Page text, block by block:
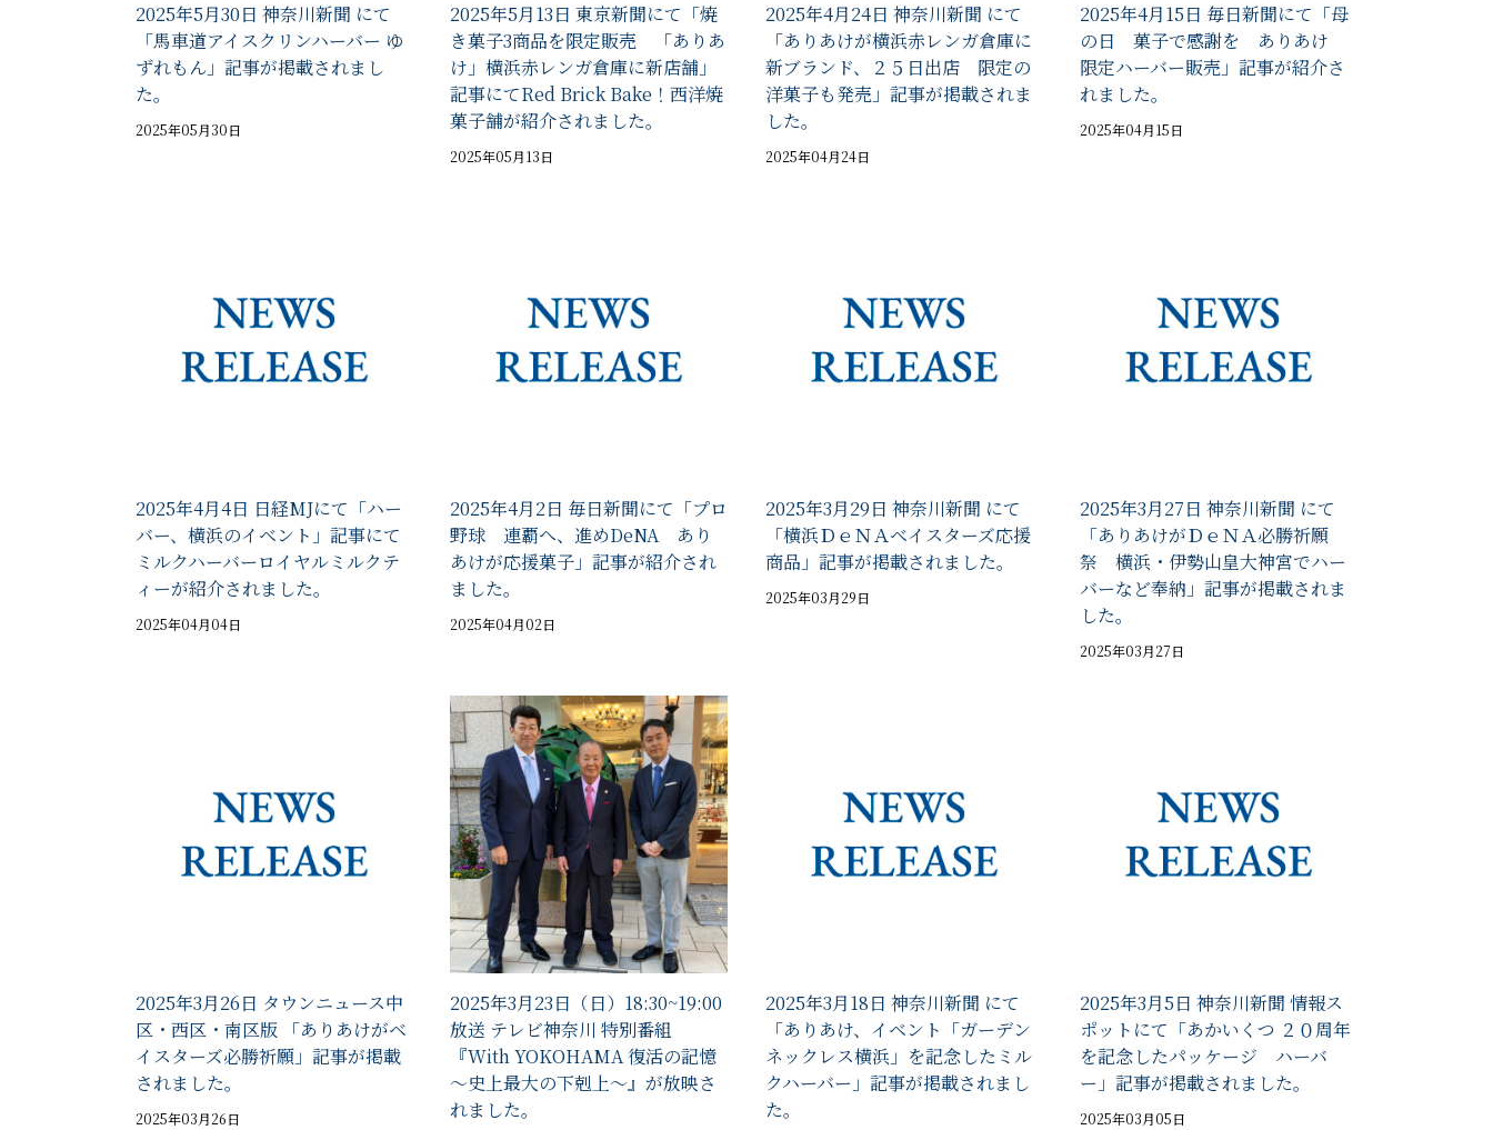
2025年5月30日 神奈川新聞 にて
「馬車道アイスクリンハーバー ゆ
ずれもん」記事が掲載されまし
た。
2025年05月30日
2025年5月13日 東京新聞にて「焼
き菓子3商品を限定販売 「ありあ
け」横浜赤レンガ倉庫に新店舗」
記事にてRed Brick Bake！西洋焼
菓子舗が紹介されました。
2025年05月13日
2025年4月24日 神奈川新聞 にて
「ありあけが横浜赤レンガ倉庫に
新ブランド、２５日出店 限定の
洋菓子も発売」記事が掲載されま
した。
2025年04月24日
2025年4月15日 毎日新聞にて「母
の日 菓子で感謝を ありあけ
限定ハーバー販売」記事が紹介さ
れました。
2025年04月15日
2025年4月4日 日経MJにて「ハー
バー、横浜のイベント」記事にて
ミルクハーバーロイヤルミルクテ
ィーが紹介されました。
2025年04月04日
2025年4月2日 毎日新聞にて「プロ
野球 連覇へ、進めDeNA あり
あけが応援菓子」記事が紹介され
ました。
2025年04月02日
2025年3月29日 神奈川新聞 にて
「横浜ＤｅＮＡベイスターズ応援
商品」記事が掲載されました。
2025年03月29日
2025年3月27日 神奈川新聞 にて
「ありあけがＤｅＮＡ必勝祈願
祭 横浜・伊勢山皇大神宮でハー
バーなど奉納」記事が掲載されま
した。
2025年03月27日
2025年3月26日 タウンニュース中
区・西区・南区版 「ありあけがベ
イスターズ必勝祈願」記事が掲載
されました。
2025年03月26日
2025年3月23日（日）18:30~19:00
放送 テレビ神奈川 特別番組
『With YOKOHAMA 復活の記憶
〜史上最大の下剋上～』が放映さ
れました。
2025年3月18日 神奈川新聞 にて
「ありあけ、イベント「ガーデン
ネックレス横浜」を記念したミル
クハーバー」記事が掲載されまし
た。
2025年3月5日 神奈川新聞 情報ス
ポットにて「あかいくつ ２０周年
を記念したパッケージ ハーバ
ー」記事が掲載されました。
2025年03月05日